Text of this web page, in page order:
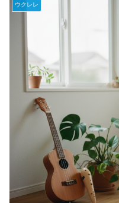
ウクレレ